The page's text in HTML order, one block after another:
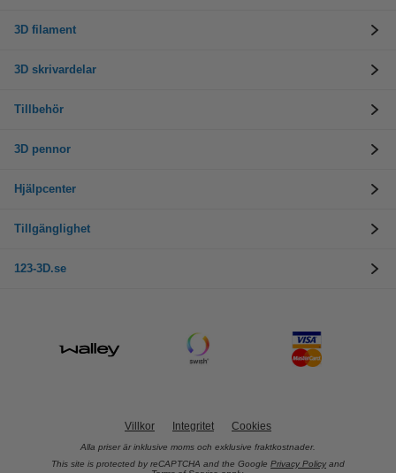
3D filament
3D skrivardelar
Tillbehör
3D pennor
Hjälpcenter
Tillgänglighet
123-3D.se
Villkor Integritet Cookies
Alla priser är inklusive moms och exklusive fraktkostnader.
This site is protected by reCAPTCHA and the Google Privacy Policy and